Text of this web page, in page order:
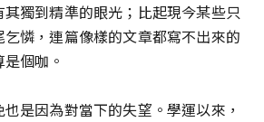
獨到精準的眼光；比起現今某些只
憐，連篇像樣的文章都寫不出來的
個咖。
是因為對當下的失望。學運以來，